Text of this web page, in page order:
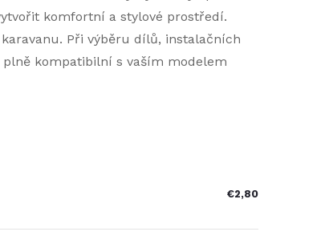
komfortní a stylové prostředí.
Při výběru dílů, instalačních
kompatibilní s vaším modelem
€2,80